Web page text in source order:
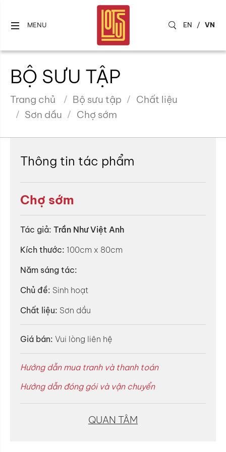
MENU EN / VN
BỘ SƯU TẬP
Trang chủ Bộ sưu tập
Chất liệu
Sơn dầu
Chợ sớm
Thông tin tác phẩm
Chợ sớm
Tác giả: Trần Như Việt Anh
Kích thước: 100cm x 80cm
Năm sáng tác:
Chủ đề: Sinh hoạt
Chất liệu: Sơn dầu
Giá bán: Vui lòng liên hệ
Hướng dẫn mua tranh và thanh toán
Hướng dẫn đóng gói và vận chuyển
QUAN TÂM